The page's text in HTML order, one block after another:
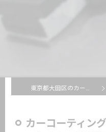
東京都大田区のカーコーティングならSTEALTH ARMOR WORKS
カーコーティン